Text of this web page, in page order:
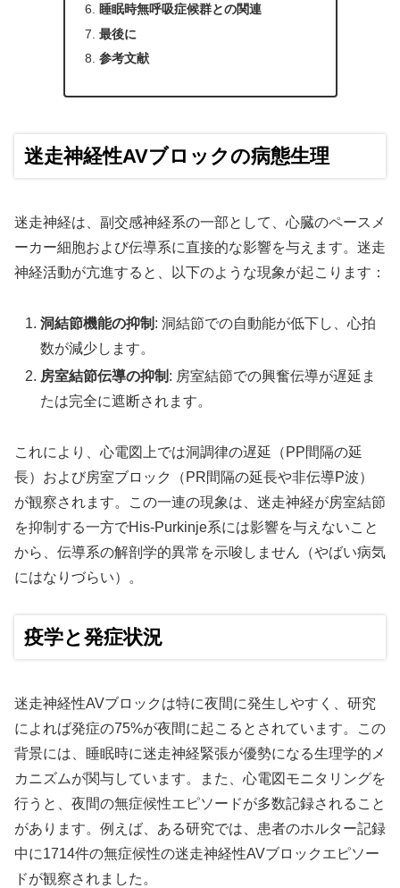
睡眠時無呼吸症候群との関連
最後に
参考文献
迷走神経性AVブロックの病態生理
迷走神経は、副交感神経系の一部として、心臓のペースメ
ーカー細胞および伝導系に直接的な影響を与えます。迷走
神経活動が亢進すると、以下のような現象が起こります：
洞結節機能の抑制 : 洞結節での自動能が低下し、心拍
数が減少します。
房室結節伝導の抑制 : 房室結節での興奮伝導が遅延ま
たは完全に遮断されます。
これにより、心電図上では洞調律の遅延（PP間隔の延
長）および房室ブロック（PR間隔の延長や非伝導P波）
が観察されます。この一連の現象は、迷走神経が房室結節
を抑制する一方でHis-Purkinje系には影響を与えないこと
から、伝導系の解剖学的異常を示唆しません（やばい病気
にはなりづらい）。
疫学と発症状況
迷走神経性AVブロックは特に夜間に発生しやすく、研究
によれば発症の75%が夜間に起こるとされています。この
背景には、睡眠時に迷走神経緊張が優勢になる生理学的メ
カニズムが関与しています。また、心電図モニタリングを
行うと、夜間の無症候性エピソードが多数記録されること
があります。例えば、ある研究では、患者のホルター記録
中に1714件の無症候性の迷走神経性AVブロックエピソー
ドが観察されました。